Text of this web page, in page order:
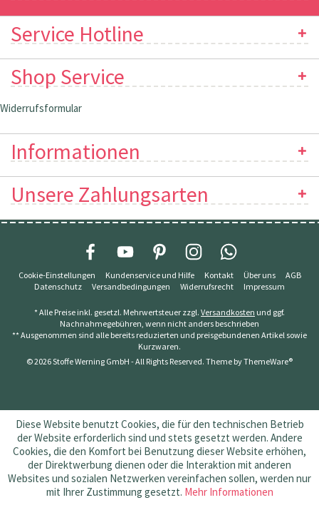
Service Hotline
Shop Service
Widerrufsformular
Informationen
Unsere Zahlungsarten
Cookie-Einstellungen Kundenservice und Hilfe Kontakt Über uns
AGB
Datenschutz
Versandbedingungen Widerrufsrecht Impressum
* Alle Preise inkl. gesetzl. Mehrwertsteuer zzgl. Versandkosten und ggf.
Nachnahmegebühren, wenn nicht anders beschrieben
** Ausgenommen sind alle bereits reduzierten und preisgebundenen Artikel sowie
Kurzwaren.
© 2026 Stoffe Werning GmbH - All Rights Reserved. Theme byThemeWare®
Diese Website benutzt Cookies, die für den technischen Betrieb
der Website erforderlich sind und stets gesetzt werden. Andere
Cookies, die den Komfort bei Benutzung dieser Website erhöhen,
der Direktwerbung dienen oder die Interaktion mit anderen
Websites und sozialen Netzwerken vereinfachen sollen, werden nur
mit Ihrer Zustimmung gesetzt. Mehr Informationen